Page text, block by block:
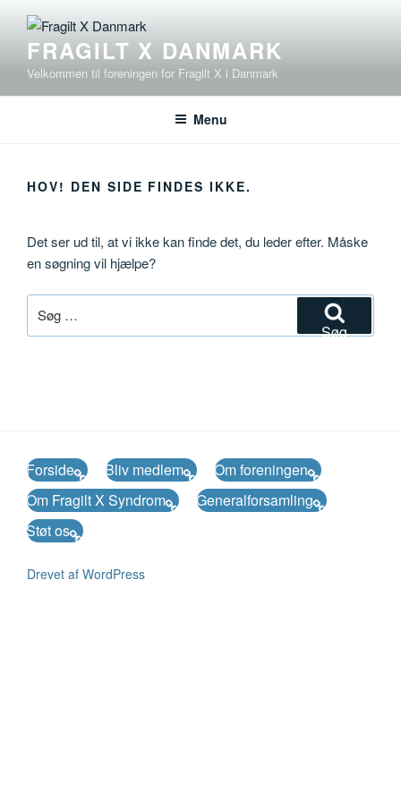
indholdFRAGILT X DANMARK
Velkommen til foreningen for Fragilt X i Danmark
Menu
HOV! DEN SIDE FINDES IKKE.
Det ser ud til, at vi ikke kan finde det, du leder efter. Måske
en søgning vil hjælpe?
efter:
Søg
Forside Bliv medlem
Om foreningen
Om Fragilt X Syndrom
Generalforsamling
Støt os
Drevet af WordPress